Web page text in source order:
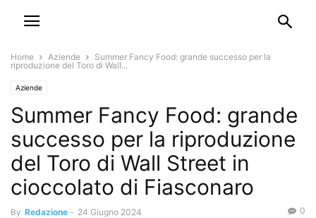
Home Aziende
Summer Fancy Food: grande successo per la
riproduzione del Toro di Wall...
Aziende
Summer Fancy Food: grande
successo per la riproduzione
del Toro di Wall Street in
cioccolato di Fiasconaro
By Redazione - 24 Giugno 2024 0